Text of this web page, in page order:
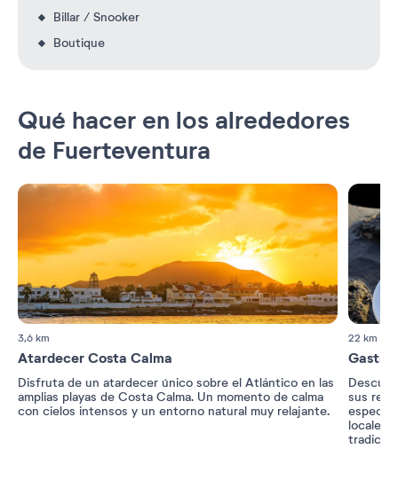
Billar / Snooker
Boutique
Qué hacer en los alrededores
de Fuerteventura
3,6 km
Atardecer Costa Calma
Disfruta de un atardecer único sobre el Atlántico en las
amplias playas de Costa Calma. Un momento de calma
con cielos intensos y un entorno natural muy relajante.
22 km
sus
locales,